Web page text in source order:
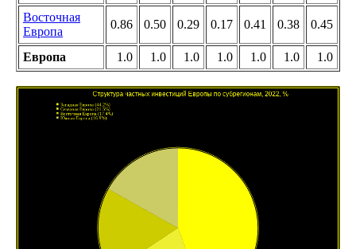
Восточная
Европа
0.86 0.50 0.29 0.17 0.41 0.38 0.45
Европа 1.0 1.0 1.0 1.0 1.0 1.0 1.0